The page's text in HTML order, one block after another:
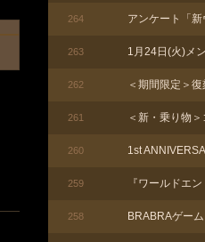
264 アンケート「
263 1月24日(火)メ
262 ＜期間限定＞
261 ＜新・乗り物
260 1st
259 『ワールドエ
258 BRABRAゲー